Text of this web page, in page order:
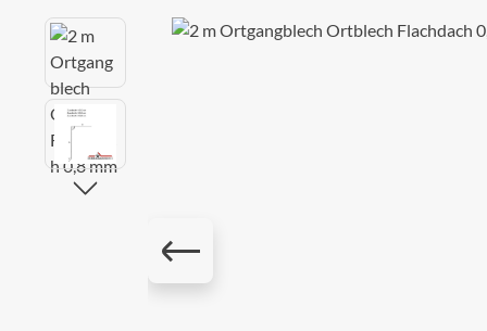
Bildergalerie überspringen